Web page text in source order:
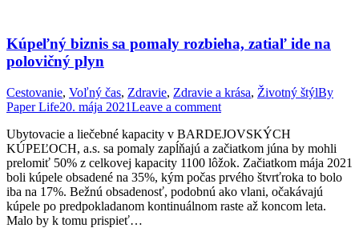
Kúpeľný biznis sa pomaly rozbieha, zatiaľ ide na
polovičný plyn
Cestovanie, Voľný čas, Zdravie, Zdravie a krása, Životný štýlBy
Paper Life20. mája 2021Leave a comment
Ubytovacie a liečebné kapacity v BARDEJOVSKÝCH
KÚPEĽOCH, a.s. sa pomaly zapĺňajú a začiatkom júna by mohli
prelomiť 50% z celkovej kapacity 1100 lôžok. Začiatkom mája 2021
boli kúpele obsadené na 35%, kým počas prvého štvrťroka to bolo
iba na 17%. Bežnú obsadenosť, podobnú ako vlani, očakávajú
kúpele po predpokladanom kontinuálnom raste až koncom leta.
Malo by k tomu prispieť…